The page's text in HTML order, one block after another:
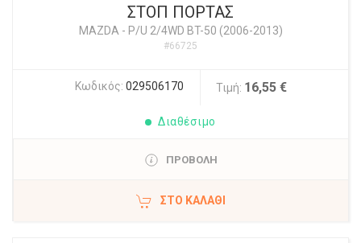
ΣΤΟΠ ΠΟΡΤΑΣ
MAZDA - P/U 2/4WD BT-50 (2006-2013)
#66725
Κωδικός: 029506170 Τιμή: 16,55 €
Διαθέσιμο
ΠΡΟΒΟΛΗ
ΣΤΟ ΚΑΛΆΘΙ